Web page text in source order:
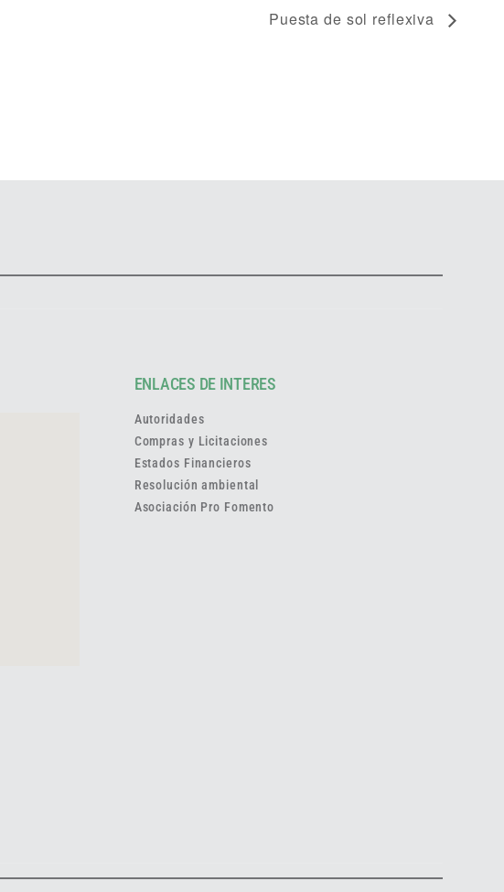
Puesta de sol reflexiva
ENLACES DE INTERES
Autoridades
Compras y Licitaciones
Estados Financieros
Resolución ambiental
Asociación Pro Fomento